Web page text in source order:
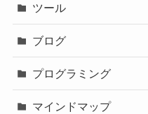
ツール
ブログ
プログラミング
マインドマップ